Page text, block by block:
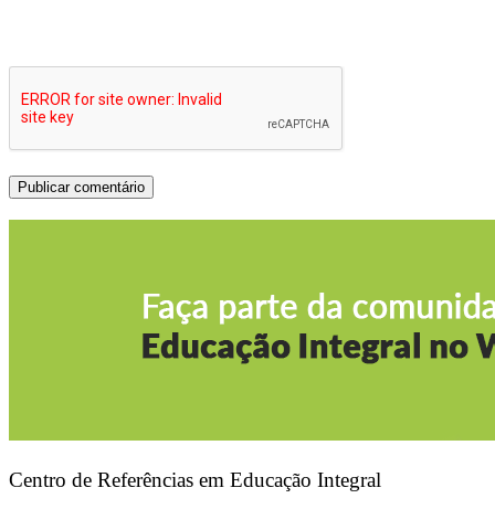
Centro de Referências em Educação Integral